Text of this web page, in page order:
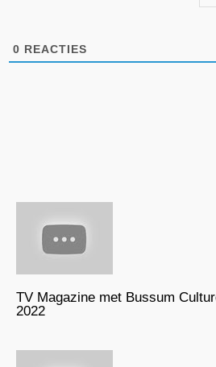
0 REACTIES
TV Magazine met Bussum
2022